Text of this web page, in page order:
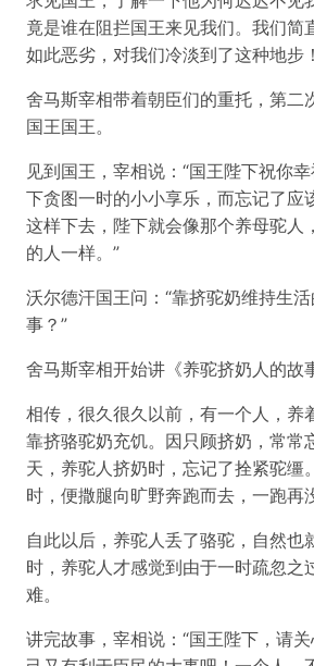
竟是谁在阻拦国王来见我们。我们简
如此恶劣，对我们冷淡到了这种地步
舍马斯宰相带着朝臣们的重托，第二
国王国王。
见到国王，宰相说：“国王陛下祝你
下贪图一时的小小享乐，而忘记了应
这样下去，陛下就会像那个养母驼人
的人一样。”
沃尔德汗国王问：“靠挤驼奶维持生
事？”
舍马斯宰相开始讲《养驼挤奶人的故
相传，很久很久以前，有一个人，养
靠挤骆驼奶充饥。因只顾挤奶，常常
天，养驼人挤奶时，忘记了拴紧驼缰
时，便撒腿向旷野奔跑而去，一跑再
自此以后，养驼人丢了骆驼，自然也
时，养驼人才感觉到由于一时疏忽之
难。
讲完故事，宰相说：“国王陛下，请